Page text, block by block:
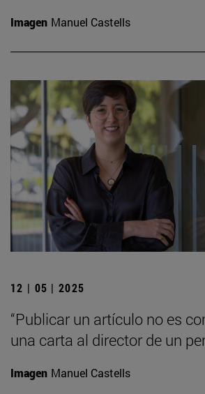
Imagen Manuel Castells
12 | 05 | 2025
“Publicar un artículo no es
una carta al director de un
Imagen Manuel Castells